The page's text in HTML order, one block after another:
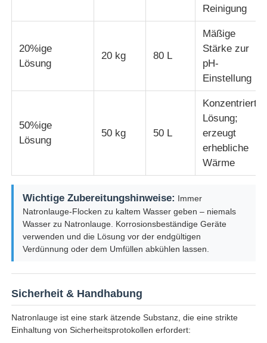
Reinigung
20%ige
Lösung
20 kg 80 L
Mäßige
Stärke zur
pH-
Einstellung
50%ige
Lösung
50 kg 50 L
Konzentrierte
Lösung;
erzeugt
erhebliche
Wärme
Wichtige Zubereitungshinweise: Immer
Natronlauge-Flocken zu kaltem Wasser geben – niemals
Wasser zu Natronlauge. Korrosionsbeständige Geräte
verwenden und die Lösung vor der endgültigen
Verdünnung oder dem Umfüllen abkühlen lassen.
Sicherheit & Handhabung
Natronlauge ist eine stark ätzende Substanz, die eine strikte
Einhaltung von Sicherheitsprotokollen erfordert: